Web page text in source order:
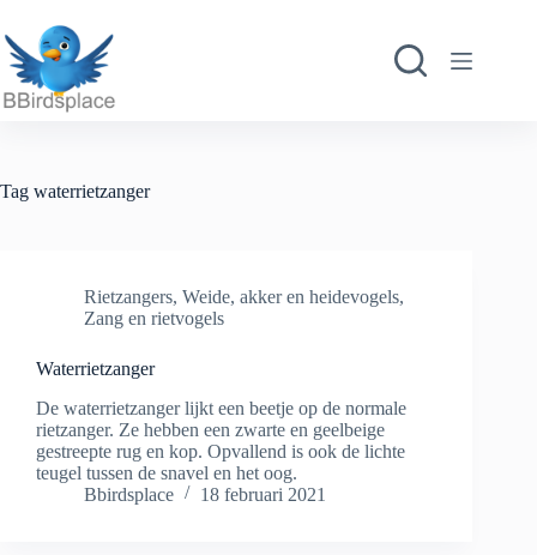
naar
de
inhoud
Tag waterrietzanger
Rietzangers, Weide, akker en heidevogels,
Zang en rietvogels
Waterrietzanger
De waterrietzanger lijkt een beetje op de normale
rietzanger. Ze hebben een zwarte en geelbeige
gestreepte rug en kop. Opvallend is ook de lichte
teugel tussen de snavel en het oog.
Bbirdsplace
18 februari 2021